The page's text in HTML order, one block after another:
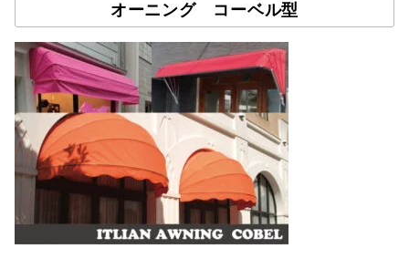
オーニング コーベル型